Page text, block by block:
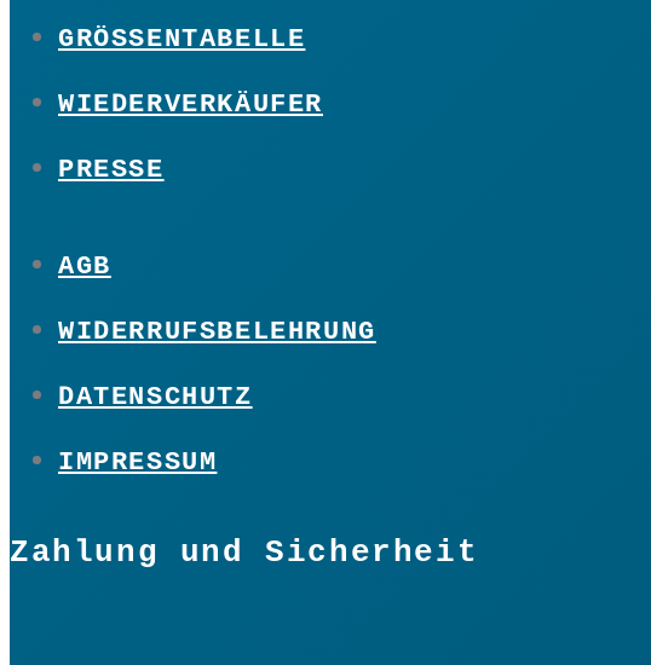
GRÖSSENTABELLE
WIEDERVERKÄUFER
PRESSE
AGB
WIDERRUFSBELEHRUNG
DATENSCHUTZ
IMPRESSUM
Zahlung und Sicherheit